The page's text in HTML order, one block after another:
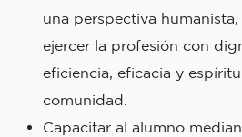
una perspectiva
ejercer la profesión con
eficiencia, eficacia y
comunidad.
Capacitar al alumno